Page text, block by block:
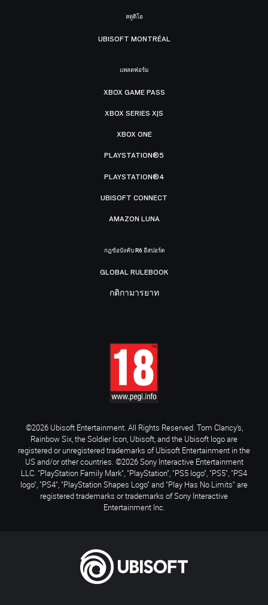
สตูดิโอ
UBISOFT MONTRÉAL
แพลตฟอร์ม
XBOX GAME PASS
XBOX SERIES X|S
XBOX ONE
PLAYSTATION®5
PLAYSTATION®4
UBISOFT CONNECT
AMAZON LUNA
กฎข้อบังคับ R6 อีสปอร์ต
GLOBAL RULEBOOK
กติกามารยาท
©2026 Ubisoft Entertainment. All Rights Reserved. Tom Clancy’s,
Rainbow Six, the Soldier Icon, Ubisoft, and the Ubisoft logo are
registered or unregistered trademarks of Ubisoft Entertainment in the
US and/or other countries. ©2026 Sony Interactive Entertainment
LLC. "PlayStation Family Mark", "PlayStation", "PS5 logo", "PS5", "PS4
logo", "PS4", "PlayStation Shapes Logo" and "Play Has No Limits" are
registered trademarks or trademarks of Sony Interactive
Entertainment Inc.